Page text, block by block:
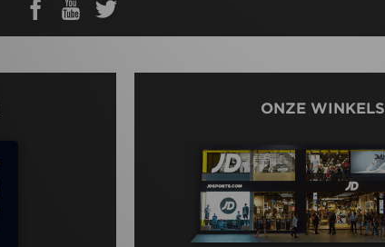
ONZE WINKELS